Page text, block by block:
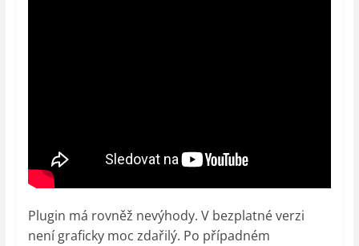
Plugin má rovněž nevýhody. V bezplatné verzi
není graficky moc zdařilý. Po případném